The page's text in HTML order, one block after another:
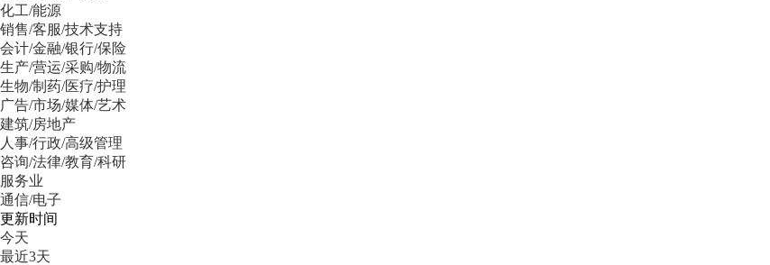
化工/能源
销售/客服/技术支持
会计/金融/银行/保险
生产/营运/采购/物流
生物/制药/医疗/护理
广告/市场/媒体/艺术
建筑/房地产
人事/行政/高级管理
咨询/法律/教育/科研
服务业
通信/电子
更新时间
今天
最近3天